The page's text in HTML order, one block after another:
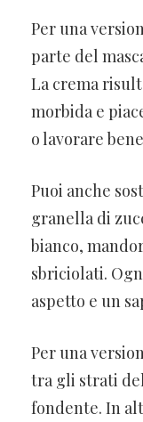
Per una
parte del
La crema
morbida e
o lavorare
Puoi anche
granella di
bianco,
sbriciolati.
aspetto e un
Per una
tra gli strati
fondente. In